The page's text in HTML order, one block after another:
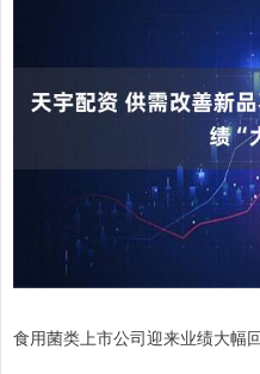
食用菌类上市公司迎来业绩大幅